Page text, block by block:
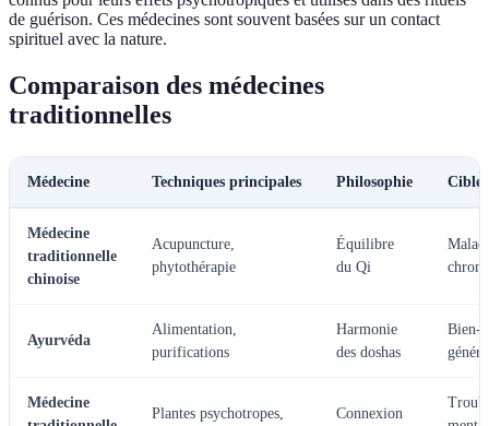
de guérison. Ces médecines sont souvent basées sur un contact
spirituel avec la nature.
Comparaison des médecines
traditionnelles
Médecine Techniques principales Philosophie Cibles
Médecine
traditionnelle
chinoise
Acupuncture,
phytothérapie
Équilibre
du Qi
Ayurvéda
Alimentation,
purifications
Harmonie
des doshas
Bien-
Médecine
Plantes psychotropes, Connexion